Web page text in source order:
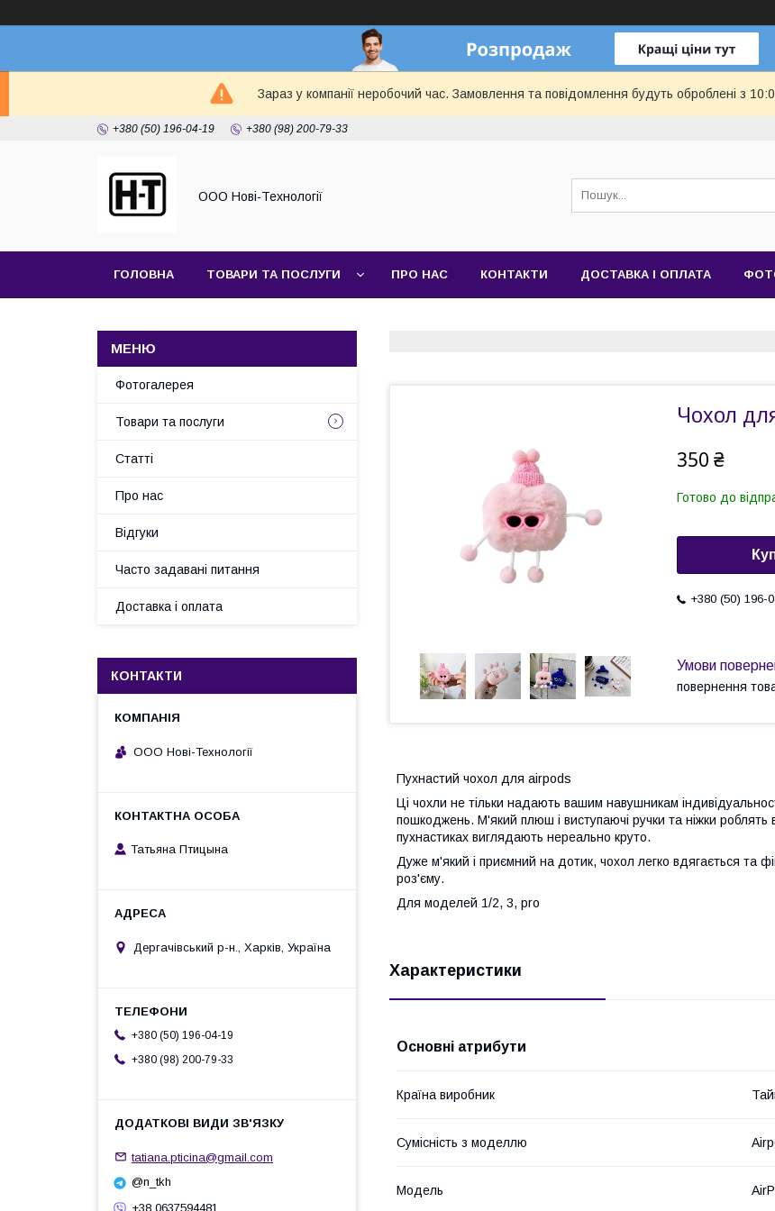
Зараз у компанії неробочий час. Замовлення та повідомлення будуть оброблені з
+380 (50) 196-04-19 +380 (98) 200-79-33
ООО Нові-Технології
ГОЛОВНА ТОВАРИ ТА ПОСЛУГИ ПРО НАС КОНТАКТИ ДОСТАВКА І ОПЛАТА
Чохол
350 ₴
Готово до
+380 (50) 196-
повернення
Пухнастий чохол для airpods
Ці чохли не тільки надають вашим навушникам
пошкоджень. М'який плюш і виступаючі ручки та ніжки
пухнастиках виглядають нереально круто.
Дуже м'який і приємний на дотик, чохол легко вдягається та
роз'єму.
Для моделей 1/2, 3, pro
Характеристики
Основні атрибути
Країна виробник
Сумісність з моделлю
Модель
Фотогалерея
Товари та послуги
Статті
Про нас
Відгуки
Часто задавані питання
Доставка і оплата
КОНТАКТИ
ООО Нові-Технології
Татьяна Птицына
Дергачівський р-н., Харків, Україна
+380 (50) 196-04-19
+380 (98) 200-79-33
tatiana.pticina@gmail.com
@n_tkh
+38 0637594481